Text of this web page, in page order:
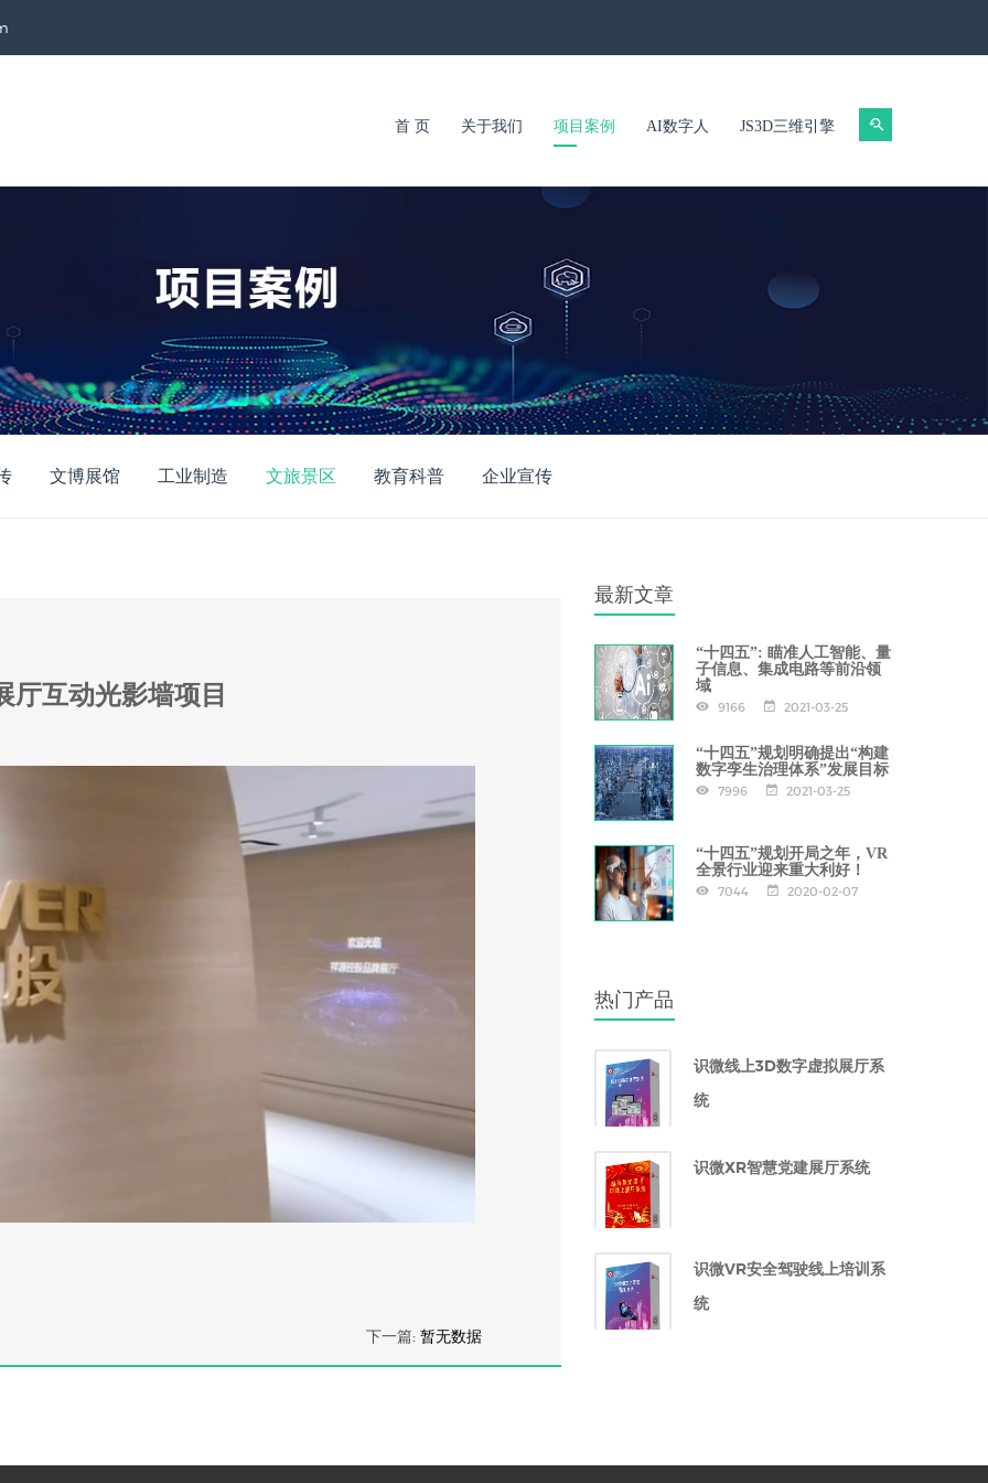
首 页 关于我们 项目案例 AI数字人 JS3D三维引擎
文博展馆 工业制造 文旅景区 教育科普 企业宣传
厅互动光影墙项目
下一篇: 暂无数据
最新文章
“十四五”: 瞄准人工智能、量
子信息、集成电路等前沿领
域
9166 2021-03-25
“十四五”规划明确提出“构建
数字孪生治理体系”发展目标
7996 2021-03-25
“十四五”规划开局之年，VR
全景行业迎来重大利好！
7044 2020-02-07
热门产品
识微线上3D数字虚拟展厅系
统
识微XR智慧党建展厅系统
识微VR安全驾驶线上培训系
统